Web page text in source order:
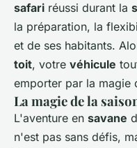
safari réussi durant la
la préparation, la
et de ses habitants.
toit, votre véhicule
emporter par la magie
La magie de la
L'aventure en savane
n'est pas sans défis,